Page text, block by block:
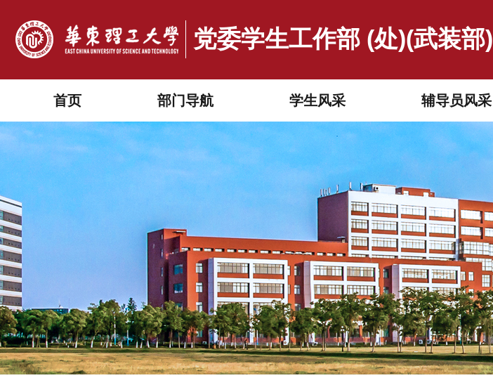
党委学生工作部 (处)(武装部)
首页 部门导航 学生风采 辅导员风采